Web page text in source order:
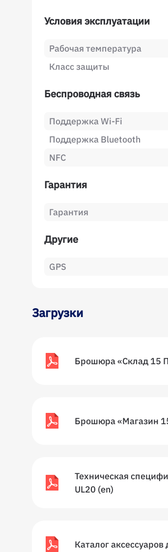
Условия эксплуатации
Рабочая температура
Класс защиты
Беспроводная связь
Поддержка Wi-Fi
Поддержка Bluetooth
NFC
Гарантия
Гарантия
Другие
GPS
Загрузки
Брошюра «Склад
Брошюра «Магазин
Техническая
UL20 (en)
Каталог